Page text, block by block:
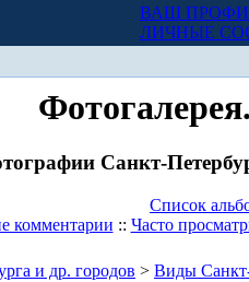
ВАШ
ЛИЧНЫЕ
Санкт-
Список
комментарии :: Часто
и др. городов > Виды